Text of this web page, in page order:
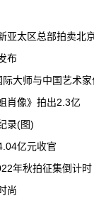
亚太区总部拍卖北
布
大师与中国艺术
肖像》拍出2.3亿
录(图)
亿元收官
年秋拍征集倒计时
尚